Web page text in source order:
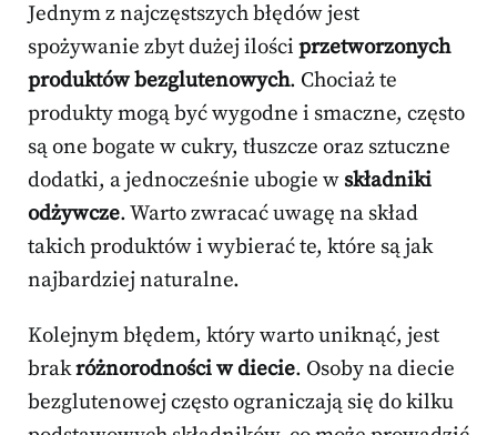
Jednym z najczęstszych błędów jest
spożywanie zbyt dużej ilości przetworzonych
produktów bezglutenowych. Chociaż te
produkty mogą być wygodne i smaczne, często
są one bogate w cukry, tłuszcze oraz sztuczne
dodatki, a jednocześnie ubogie w składniki
odżywcze. Warto zwracać uwagę na skład
takich produktów i wybierać te, które są jak
najbardziej naturalne.
Kolejnym błędem, który warto uniknąć, jest
brakróżnorodności w diecie. Osoby na diecie
bezglutenowej często ograniczają się do kilku